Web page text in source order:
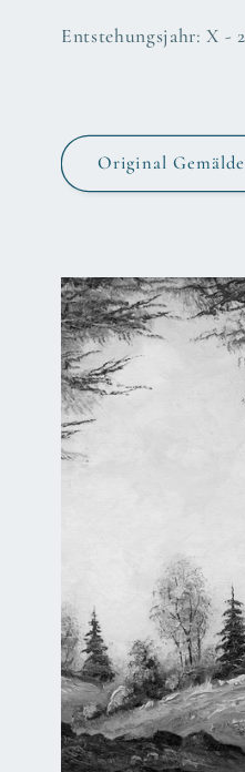
Entstehungsjahr: X -
Original